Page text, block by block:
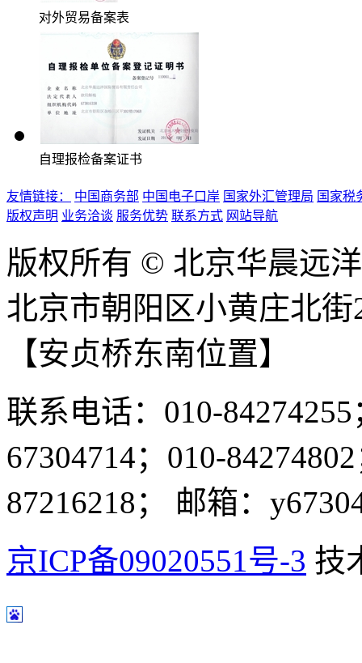
对外贸易备案表
自理报检备案证书
友情链接： 中国商务部 中国电子口岸 国家外汇管理局 国家税
版权声明 业务洽谈 服务优势 联系方式 网站导航
版权所有 © 北京华晨远
北京市朝阳区小黄庄北
【安贞桥东南位置】
联系电话：010-
67304714；010-
87216218； 邮箱：
京ICP备09020551号-3 技